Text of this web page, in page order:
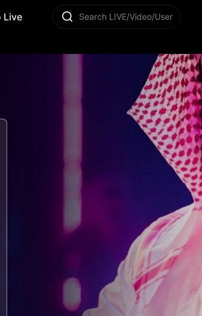
Live Search LIVE/Video/User